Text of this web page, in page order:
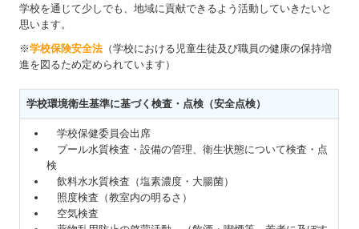
学校を通じて少しでも、地域に貢献できるよう活動していきたいと
思います。
※学校保険安全法（学校における児童生徒及び職員の健康の保持増
進を図るため定められています）
学校環境衛生基準に基づく検査・点検（安全点検）
学校保健委員会出席
プール水質検査・設備の管理、衛生状態について検査・点
検
飲料水水質検査（塩素濃度・大腸菌）
照度検査（教室内の明るさ）
空気検査